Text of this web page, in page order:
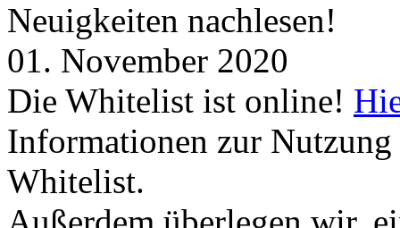
Neuigkeiten nachlesen!
01. November 2020
Die Whitelist ist online!
Informationen zur
Whitelist.